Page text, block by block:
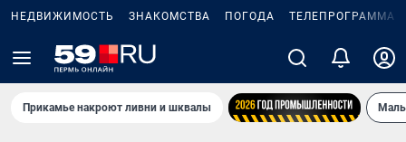
НЕДВИЖИМОСТЬ ЗНАКОМСТВА ПОГОДА ТЕЛЕПРОГРАММА
Прикамье накроют ливни и шквалы